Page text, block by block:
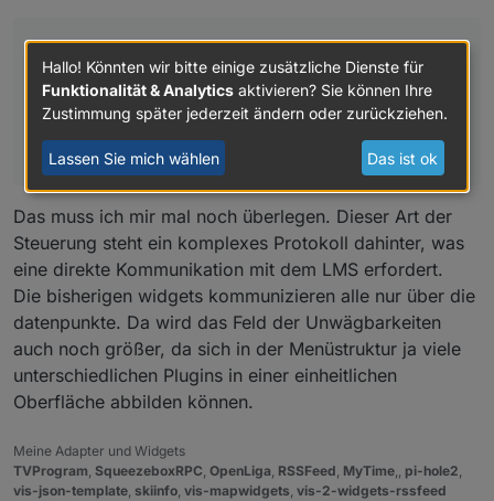
Hallo,
wird man in Zukunft auch in der eigenen Musik
auswählen und abspielen können?
Eine Übersicht der eigenen Musik und das
Hinzufügen zur Playlist wäre toll...!
Das muss ich mir mal noch überlegen. Dieser Art der
Steuerung steht ein komplexes Protokoll dahinter, was
eine direkte Kommunikation mit dem LMS erfordert.
Die bisherigen widgets kommunizieren alle nur über die
datenpunkte. Da wird das Feld der Unwägbarkeiten
auch noch größer, da sich in der Menüstruktur ja viele
unterschiedlichen Plugins in einer einheitlichen
Oberfläche abbilden können.
Meine Adapter und Widgets
TVProgram, SqueezeboxRPC, OpenLiga, RSSFeed, MyTime,, pi-hole2,
vis-json-template, skiinfo, vis-mapwidgets, vis-2-widgets-rssfeed
Hallo! Könnten wir bitte einige zusätzliche Dienste für
Funktionalität & Analytics aktivieren? Sie können Ihre
Zustimmung später jederzeit ändern oder zurückziehen.
Lassen Sie mich wählen Das ist ok